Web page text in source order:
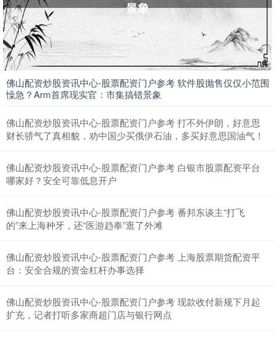
佛山配资炒股资讯中心-股票配资门户参考 软件股抛售仅仅小范围
懆急？Arm首席现实官：市集搞错景象
佛山配资炒股资讯中心-股票配资门户参考 打不外伊朗，好意思
财长骄气了真相貌，劝中国少买俄伊石油，多买好意思国油气！
佛山配资炒股资讯中心-股票配资门户参考 白银市股票配资平台
哪家好？安全可靠低息开户
佛山配资炒股资讯中心-股票配资门户参考 番邦东谈主“打飞
的”来上海种牙，还“医游趋奉”逛了外滩
佛山配资炒股资讯中心-股票配资门户参考 上海股票期货配资平
台：安全合规的资金杠杆办事选择
佛山配资炒股资讯中心-股票配资门户参考 现款收付新规下月起
扩充，记者打听多家商超门店与银行网点